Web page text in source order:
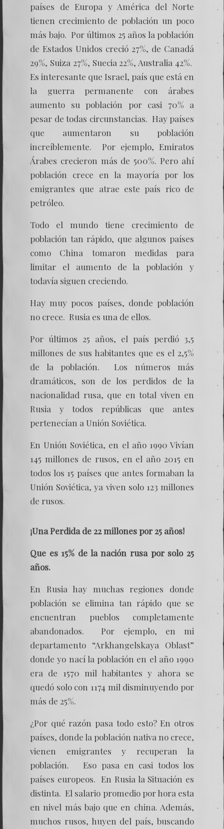
países de Europa y América del Norte
tienen crecimiento de población un poco
más bajo. Por últimos 25 años la población
de Estados Unidos creció 27%, de Canadá
29%, Suiza 27%, Suecia 22%, Australia 42%.
Es interesante que Israel, país que está en
la guerra permanente con árabes
aumento su población por casi 70% a
pesar de todas circunstancias. Hay países
que aumentaron su población
increíblemente. Por ejemplo, Emiratos
Árabes crecieron más de 500%. Pero ahí
población crece en la mayoría por los
emigrantes que atrae este país rico de
petróleo.
Todo el mundo tiene crecimiento de
población tan rápido, que algunos países
como China tomaron medidas para
limitar el aumento de la población y
todavía siguen creciendo.
Hay muy pocos países, donde población
no crece. Rusia es una de ellos.
Por últimos 25 años, el país perdió 3,5
millones de sus habitantes que es el 2,5%
de la población. Los números más
dramáticos, son de los perdidos de la
nacionalidad rusa, que en total viven en
Rusia y todos repúblicas que antes
pertenecían a Unión Soviética.
En Unión Soviética, en el año 1990 Vivían
145 millones de rusos, en el año 2015 en
todos los 15 países que antes formaban la
Unión Soviética, ya viven solo 123 millones
de rusos.
¡Una Perdida de 22 millones por 25 años!
Que es 15% de la nación rusa por solo 25
años.
En Rusia hay muchas regiones donde
población se elimina tan rápido que se
encuentran pueblos completamente
abandonados. Por ejemplo, en mi
departamento “Arkhangelskaya Oblast”
donde yo nací la población en el año 1990
era de 1570 mil habitantes y ahora se
quedó solo con 1174 mil disminuyendo por
más de 25%.
¿Por qué razón pasa todo esto? En otros
países, donde la población nativa no crece,
vienen emigrantes y recuperan la
población. Eso pasa en casi todos los
países europeos. En Rusia la Situación es
distinta. El salario promedio por hora esta
en nivel más bajo que en china. Además,
muchos rusos, huyen del país, buscando